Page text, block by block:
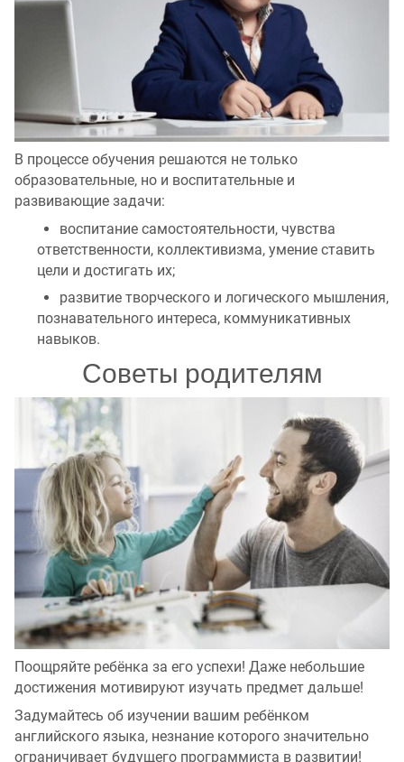
В процессе обучения решаются не только
образовательные, но и воспитательные и
развивающие задачи:
воспитание самостоятельности, чувства
ответственности, коллективизма, умение ставить
цели и достигать их;
развитие творческого и логического мышления,
познавательного интереса, коммуникативных
навыков.
Советы родителям
Поощряйте ребёнка за его успехи! Даже небольшие
достижения мотивируют изучать предмет дальше!
Задумайтесь об изучении вашим ребёнком
английского языка, незнание которого значительно
ограничивает будущего программиста в развитии!